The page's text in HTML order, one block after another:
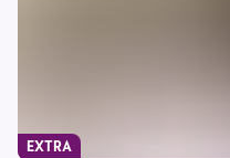
EXTRA